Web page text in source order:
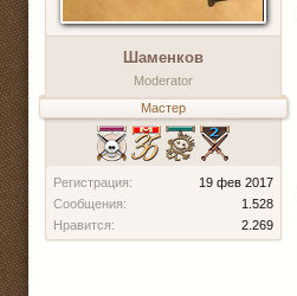
Шаменков
Moderator
Мастер
Регистрация:
19 фев 2017
Сообщения:
1.528
Нравится:
2.269